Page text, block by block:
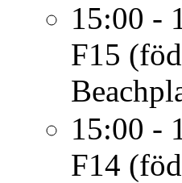
15:00 -
F15
15:00 -
F14